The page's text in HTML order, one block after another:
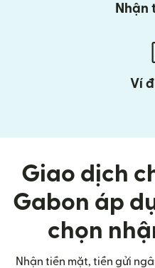
Nhận
Ví
Giao dịch
Gabon áp
chọn
Nhận tiền mặt, tiền gửi